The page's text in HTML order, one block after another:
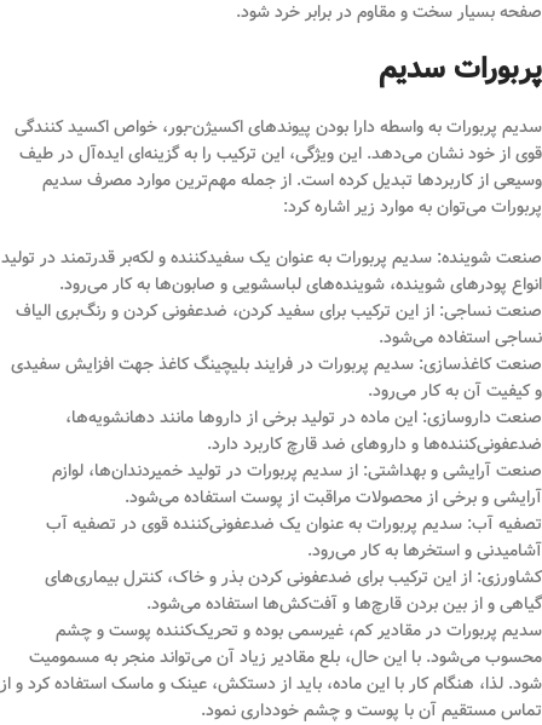
صفحه بسیار سخت و مقاوم در برابر خرد شود.
پربورات سدیم
سدیم پربورات به واسطه دارا بودن پیوندهای اکسیژن-بور، خواص اکسید کنندگی
قوی از خود نشان می‌دهد. این ویژگی، این ترکیب را به گزینه‌ای ایده‌آل در طیف
وسیعی از کاربردها تبدیل کرده است. از جمله مهم‌ترین موارد مصرف سدیم
پربورات می‌توان به موارد زیر اشاره کرد:
صنعت شوینده: سدیم پربورات به عنوان یک سفیدکننده و لکه‌بر قدرتمند در تولید
انواع پودرهای شوینده، شوینده‌های لباسشویی و صابون‌ها به کار می‌رود.
صنعت نساجی: از این ترکیب برای سفید کردن، ضدعفونی کردن و رنگ‌بری الیاف
نساجی استفاده می‌شود.
صنعت کاغذسازی: سدیم پربورات در فرایند بلیچینگ کاغذ جهت افزایش سفیدی
و کیفیت آن به کار می‌رود.
صنعت داروسازی: این ماده در تولید برخی از داروها مانند دهانشویه‌ها،
ضدعفونی‌کننده‌ها و داروهای ضد قارچ کاربرد دارد.
صنعت آرایشی و بهداشتی: از سدیم پربورات در تولید خمیردندان‌ها، لوازم
آرایشی و برخی از محصولات مراقبت از پوست استفاده می‌شود.
تصفیه آب: سدیم پربورات به عنوان یک ضدعفونی‌کننده قوی در تصفیه آب
آشامیدنی و استخرها به کار می‌رود.
کشاورزی: از این ترکیب برای ضدعفونی کردن بذر و خاک، کنترل بیماری‌های
گیاهی و از بین بردن قارچ‌ها و آفت‌کش‌ها استفاده می‌شود.
سدیم پربورات در مقادیر کم، غیرسمی بوده و تحریک‌کننده پوست و چشم
محسوب می‌شود. با این حال، بلع مقادیر زیاد آن می‌تواند منجر به مسمومیت
شود. لذا، هنگام کار با این ماده، باید از دستکش، عینک و ماسک استفاده کرد و از
تماس مستقیم آن با پوست و چشم خودداری نمود.